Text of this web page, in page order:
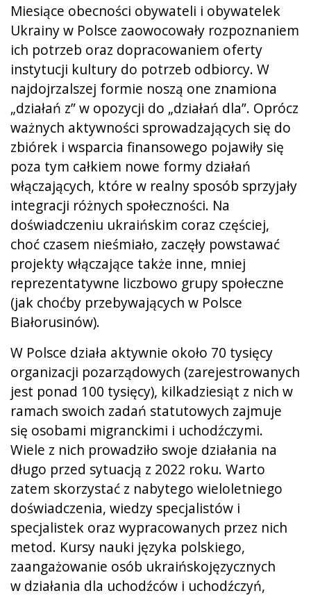
Miesiące obecności obywateli i obywatelek
Ukrainy w Polsce zaowocowały rozpoznaniem
ich potrzeb oraz dopracowaniem oferty
instytucji kultury do potrzeb odbiorcy. W
najdojrzalszej formie noszą one znamiona
„działań z” w opozycji do „działań dla”. Oprócz
ważnych aktywności sprowadzających się do
zbiórek i wsparcia finansowego pojawiły się
poza tym całkiem nowe formy działań
włączających, które w realny sposób sprzyjały
integracji różnych społeczności. Na
doświadczeniu ukraińskim coraz częściej,
choć czasem nieśmiało, zaczęły powstawać
projekty włączające także inne, mniej
reprezentatywne liczbowo grupy społeczne
(jak choćby przebywających w Polsce
Białorusinów).
W Polsce działa aktywnie około 70 tysięcy
organizacji pozarządowych (zarejestrowanych
jest ponad 100 tysięcy), kilkadziesiąt z nich w
ramach swoich zadań statutowych zajmuje
się osobami migranckimi i uchodźczymi.
Wiele z nich prowadziło swoje działania na
długo przed sytuacją z 2022 roku. Warto
zatem skorzystać z nabytego wieloletniego
doświadczenia, wiedzy specjalistów i
specjalistek oraz wypracowanych przez nich
metod. Kursy nauki języka polskiego,
zaangażowanie osób ukraińskojęzycznych
w działania dla uchodźców i uchodźczyń,